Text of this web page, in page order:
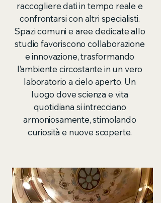
raccogliere dati in tempo reale e
confrontarsi con altri specialisti.
Spazi comuni e aree dedicate allo
studio favoriscono collaborazione
e innovazione, trasformando
l’ambiente circostante in un vero
laboratorio a cielo aperto. Un
luogo dove scienza e vita
quotidiana si intrecciano
armoniosamente, stimolando
curiosità e nuove scoperte.